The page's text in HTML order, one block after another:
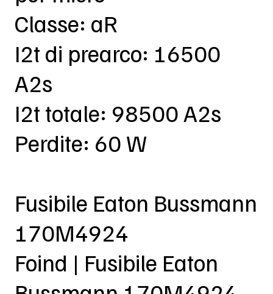
Classe: aR
I2t di prearco: 16500
A2s
I2t totale: 98500 A2s
Perdite: 60 W
Fusibile Eaton Bussmann
170M4924
Foind | Fusibile Eaton